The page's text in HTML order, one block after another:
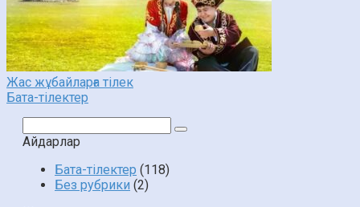
Жас жұбайларға тілек
Бата-тілектер
Айдарлар
Бата-тілектер (118)
Без рубрики (2)